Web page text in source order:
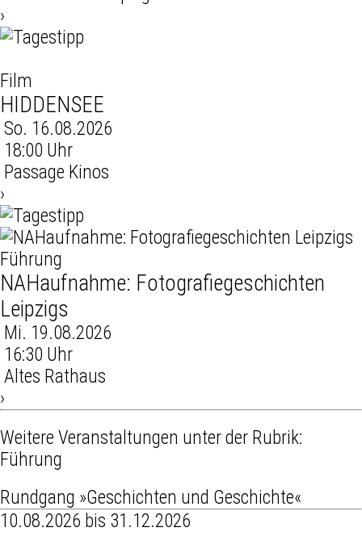
›
Film
HIDDENSEE
So. 16.08.2026
18:00 Uhr
Passage Kinos
›
Führung
NAHaufnahme: Fotografiegeschichten
Leipzigs
Mi. 19.08.2026
16:30 Uhr
Altes Rathaus
›
Weitere Veranstaltungen unter der Rubrik:
Führung
Rundgang »Geschichten und Geschichte«
10.08.2026 bis 31.12.2026